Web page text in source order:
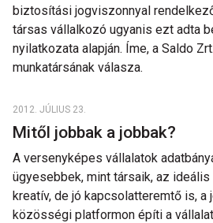
biztosítási jogviszonnyal
társas vállalkozó ugyanis ezt adta
nyilatkozata alapján. Íme, a Saldo
munkatársának válasza.
2012. JÚLIUS 23.
Mitől jobbak a jobbak?
A versenyképes vállalatok
ügyesebbek, mint társaik, az
kreatív, de jó kapcsolatteremtő is, a
közösségi platformon építi a